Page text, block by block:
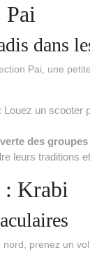
Pai
dans
Pai, une
: Louez un scooter
des
leurs traditions
: Krabi
prenez un